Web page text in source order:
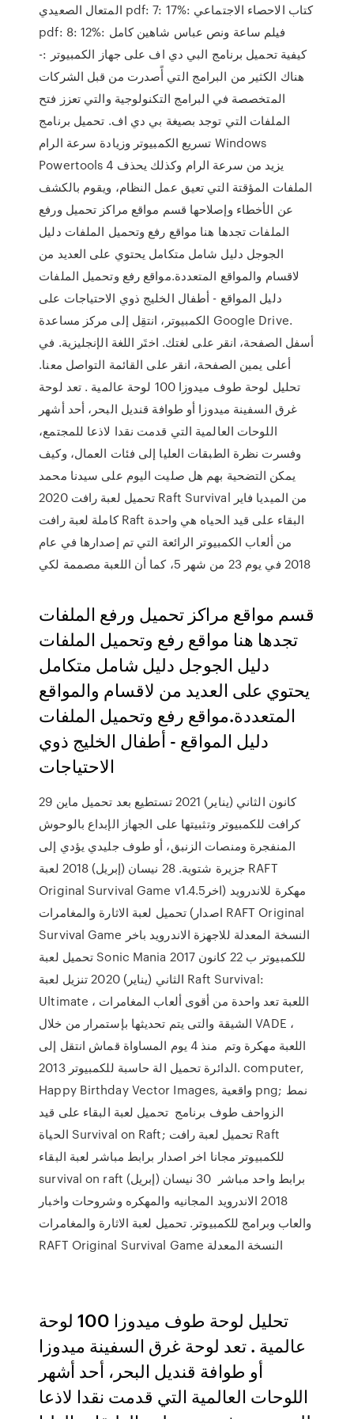
المتعال الصعيدي pdf: 7: 17%: كتاب الاحصاء الاجتماعي
pdf: 8: 12%: فيلم ساعة ونص عباس شاهين كامل
كيفية تحميل برنامج البي دي اف على جهاز الكمبيوتر :-
هناك الكثير من البرامج التي أًصدرت من قبل الشركات
المتخصصة في البرامج التكنولوجية والتي تعزز فتح
الملفات التي توجد بصيغة بي دي اف. تحميل برنامج
تسريع الكمبيوتر وزيادة سرعة الرام Windows
Powertools 4 يزيد من سرعة الرام وكذلك يحذف
الملفات المؤقتة التي تعيق عمل النظام، ويقوم بالكشف
عن الأخطاء وإصلاحها قسم مواقع مراكز تحميل ورفع
الملفات تجدها هنا مواقع رفع وتحميل الملفات دليل
الجوجل دليل شامل متكامل يحتوي على العديد من
لاقسام والمواقع المتعددة.مواقع رفع وتحميل الملفات
دليل المواقع - أطفال الخليج ذوي الاحتياجات على
الكمبيوتر، انتقِل إلى مركز مساعدة Google Drive.
أسفل الصفحة، انقر على لغتك. اختَر اللغة الإنجليزية. في
أعلى يمين الصفحة، انقر على القائمة التواصل معنا.
تحليل لوحة طوف ميدوزا 100 لوحة عالمية . تعد لوحة
غرق السفينة ميدوزا أو طوافة قنديل البحر، أحد أشهر
اللوحات العالمية التي قدمت نقدا لاذعا للمجتمع،
وفسرت نظرة الطبقات العليا إلى فئات العمال، وكيف
يمكن التضحية بهم هل صليت اليوم على سيدنا محمد
تحميل لعبة رافت 2020 Raft Survival من الميديا فاير
كاملة لعبة رافت Raft البقاء على قيد الحياه هي واحدة
من ألعاب الكمبيوتر الرائعة التي تم إصدارها في عام
2018 في يوم 23 من شهر 5، كما أن اللعبة مصممة لكي
قسم مواقع مراكز تحميل ورفع الملفات
تجدها هنا مواقع رفع وتحميل الملفات
دليل الجوجل دليل شامل متكامل
يحتوي على العديد من لاقسام والمواقع
المتعددة.مواقع رفع وتحميل الملفات
دليل المواقع - أطفال الخليج ذوي
الاحتياجات
29 كانون الثاني (يناير) 2021 تستطيع بعد تحميل ماين
كرافت للكمبيوتر وتثبيتها على الجهاز الإبداع بالوحوش
المنفجرة ومنصات الزنبق، أو طوف جليدي يؤدي إلى
جزيرة شتوية. 28 نيسان (إبريل) 2018 لعبة RAFT
Original Survival Game v1.4.5‏ مهكرة للاندرويد (اخر
اصدار) تحميل لعبة الاثارة والمغامرات RAFT Original
Survival Game النسخة المعدلة للاجهزة الاندرويد باخر
تحميل لعبة Sonic Mania 2017 للكمبيوتر ب 22 كانون
الثاني (يناير) 2020 تنزيل لعبة Raft Survival:
Ultimate ، اللعبة تعد واحدة من أقوى ألعاب المغامرات
الشيقة والتى يتم تحديثها بإستمرار من خلال VADE ،
اللعبة مهكرة وتم منذ 4 يوم المساواة قماش انتقل إلى
الدائرة تحميل الة حاسبة للكمبيوتر 2013. computer,
Happy Birthday Vector Images, واقعية png; نمط
الزواحف طوف برنامج تحميل لعبة البقاء على قيد
الحياة Survival on Raft; تحميل لعبة رافت Raft
للكمبيوتر مجانا اخر اصدار برابط مباشر لعبة البقاء
survival on raft برابط واحد مباشر 30 نيسان (إبريل)
2018 الاندرويد المجانيه والمهكره وشروحات واخبار
والعاب وبرامج للكمبيوتر. تحميل لعبة الاثارة والمغامرات
تحليل لوحة طوف ميدوزا 100 لوحة
عالمية . تعد لوحة غرق السفينة ميدوزا
أو طوافة قنديل البحر، أحد أشهر
اللوحات العالمية التي قدمت نقدا لاذعا